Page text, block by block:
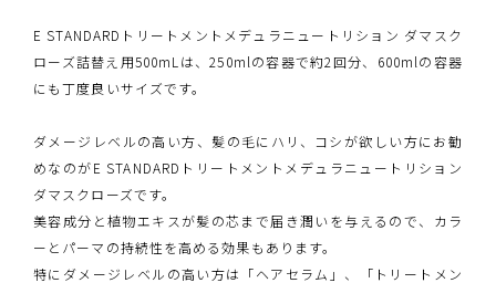
E STANDARDトリートメントメデュラニュートリション ダマスク
ローズ詰替え用500mLは、250mlの容器で約2回分、600mlの容器
にも丁度良いサイズです。
ダメージレベルの高い方、髪の毛にハリ、コシが欲しい方にお勧
めなのがE STANDARDトリートメントメデュラニュートリション
ダマスクローズです。
美容成分と植物エキスが髪の芯まで届き潤いを与えるので、カラ
ーとパーマの持続性を高める効果もあります。
特にダメージレベルの高い方は「ヘアセラム」、「トリートメン